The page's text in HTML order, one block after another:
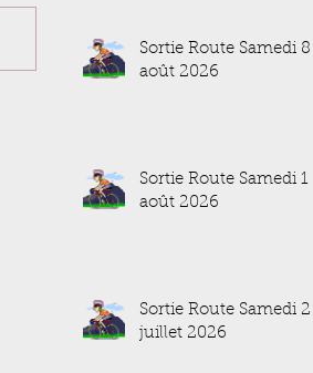
Sortie Route Samedi 8
août 2026
Sortie Route Samedi 1
août 2026
Sortie Route Samedi 25
juillet 2026